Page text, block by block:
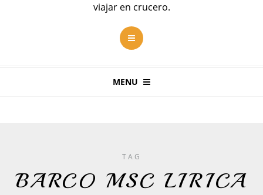
viajar en crucero.
MENU
TAG
BARCO MSC LIRICA